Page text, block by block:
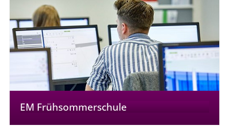
EM Frühsommerschule